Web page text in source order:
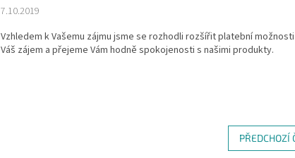
7.10.2019
Vzhledem k Vašemu zájmu jsme se rozhodli rozšířit platební
Váš zájem a přejeme Vám hodně spokojenosti s našimi produkty.
PŘEDCHOZÍ